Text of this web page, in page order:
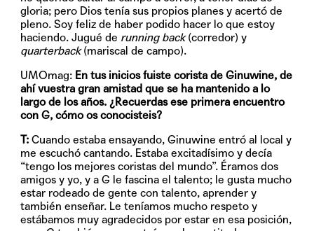
gloria; pero Dios tenía sus propios planes y acertó de
pleno. Soy feliz de haber podido hacer lo que estoy
haciendo. Jugué de running back(corredor) y
quarterback(mariscal de campo).
UMOmag: En tus inicios fuiste corista de Ginuwine, de
ahí vuestra gran amistad que se ha mantenido a lo
largo de los años. ¿Recuerdas ese primera encuentro
con G, cómo os conocisteis?
T: Cuando estaba ensayando, Ginuwine entró al local y
me escuchó cantando. Estaba excitadísimo y decía
“tengo los mejores coristas del mundo”. Éramos dos
amigos y yo, y a G le fascina el talento; le gusta mucho
estar rodeado de gente con talento, aprender y
también enseñar. Le teníamos mucho respeto y
estábamos muy agradecidos por estar en esa posición,